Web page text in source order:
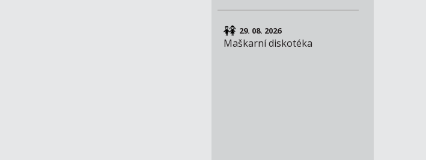
29. 08. 2026
Maškarní diskotéka